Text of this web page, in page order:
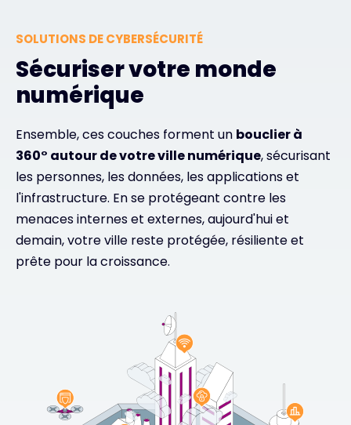
SOLUTIONS DE CYBERSÉCURITÉ
Sécuriser votre monde
numérique
Ensemble, ces couches forment un bouclier à
360° autour de votre ville numérique, sécurisant
les personnes, les données, les applications et
l'infrastructure. En se protégeant contre les
menaces internes et externes, aujourd'hui et
demain, votre ville reste protégée, résiliente et
prête pour la croissance.